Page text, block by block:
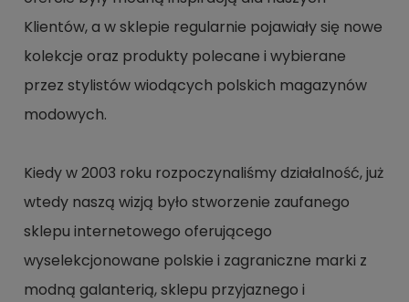
Klientów, a w sklepie regularnie pojawiały się nowe
kolekcje oraz produkty polecane i wybierane
przez stylistów wiodących polskich magazynów
modowych.
Kiedy w 2003 roku rozpoczynaliśmy działalność, już
wtedy naszą wizją było stworzenie zaufanego
sklepu internetowego oferującego
wyselekcjonowane polskie i zagraniczne marki z
modną galanterią, sklepu przyjaznego i